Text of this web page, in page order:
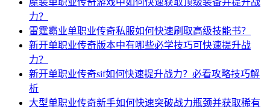
魔装单职业传奇游戏中如何快速获取顶级装备并提升战
力？
雷霆霸业单职业传奇私服如何快速刷取高级技能书？
新开单职业传奇版本中有哪些必学技巧可快速提升战
力？
新开单职业传奇sif如何快速提升战力？必看攻略技巧解
析
大型单职业传奇新手如何快速突破战力瓶颈并获取稀有